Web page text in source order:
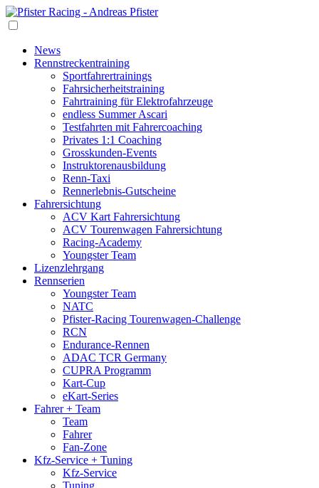
News
Rennstrecken­training
Sportfahrertrainings
Fahrsicherheits­training
Fahr­training für Elektrofahrzeuge
endless Summer Ascari
Testfahrten mit Fahrercoaching
Privates 1:1 Coaching
Grosskunden-Events
Instruktoren­ausbildung
Renn-Taxi
Rennerlebnis-Gutscheine
Fahrersichtung
ACV Kart Fahrersichtung
ACV Tourenwagen Fahrersichtung
Racing-Academy
Youngster Team
Lizenzlehrgang
Rennserien
Youngster Team
NATC
Pfister-Racing Tourenwagen-Challenge
RCN
Endurance-Rennen
ADAC TCR Germany
CUPRA Programm
Kart-Cup
eKart-Series
Fahrer + Team
Team
Fahrer
Fan-Zone
Kfz-Service + Tuning
Kfz-Service
Tuning